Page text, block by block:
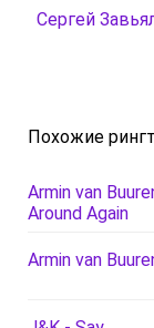
Сергей
Похожие
Armin van
Around Again
Armin van